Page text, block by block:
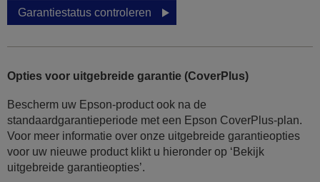
Garantiestatus controleren
Opties voor uitgebreide garantie (CoverPlus)
Bescherm uw Epson-product ook na de
standaardgarantieperiode met een Epson CoverPlus-plan.
Voor meer informatie over onze uitgebreide garantieopties
voor uw nieuwe product klikt u hieronder op ‘Bekijk
uitgebreide garantieopties’.